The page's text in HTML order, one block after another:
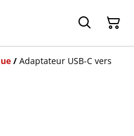
/ Adaptateur USB-C vers